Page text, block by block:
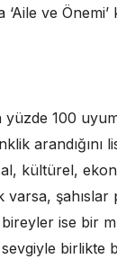
ve
100
arandığını
kültürel,
şahıslar
ise bir
birlikte